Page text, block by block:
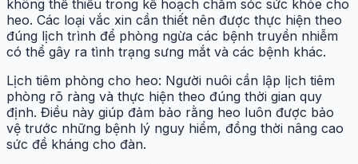
không thể thiếu trong kế hoạch chăm sóc sức khỏe cho
heo. Các loại vắc xin cần thiết nên được thực hiện theo
đúng lịch trình để phòng ngừa các bệnh truyền nhiễm
có thể gây ra tình trạng sưng mắt và các bệnh khác.
Lịch tiêm phòng cho heo: Người nuôi cần lập lịch tiêm
phòng rõ ràng và thực hiện theo đúng thời gian quy
định. Điều này giúp đảm bảo rằng heo luôn được bảo
vệ trước những bệnh lý nguy hiểm, đồng thời nâng cao
sức đề kháng cho đàn.